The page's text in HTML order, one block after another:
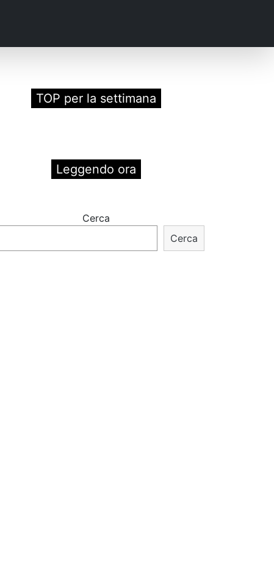
TOP per la settimana
Leggendo ora
Cerca
Cerca